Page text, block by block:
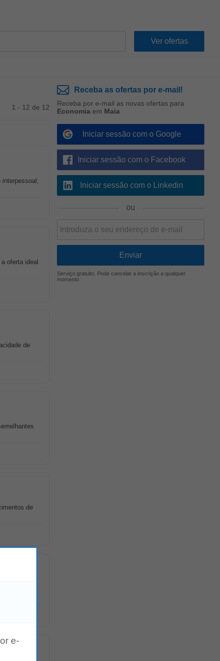
1 - 12 de 12
oferta ideal
de
de
Receba as ofertas por e-mail!
Receba por e-mail as novas ofertas para
Economia em Maia
Iniciar sessão com o Google
Iniciar sessão com o Facebook
Iniciar sessão com o Linkedin
ou
Serviço gratuito. Pode cancelar a inscrição a qualquer
momento
e-